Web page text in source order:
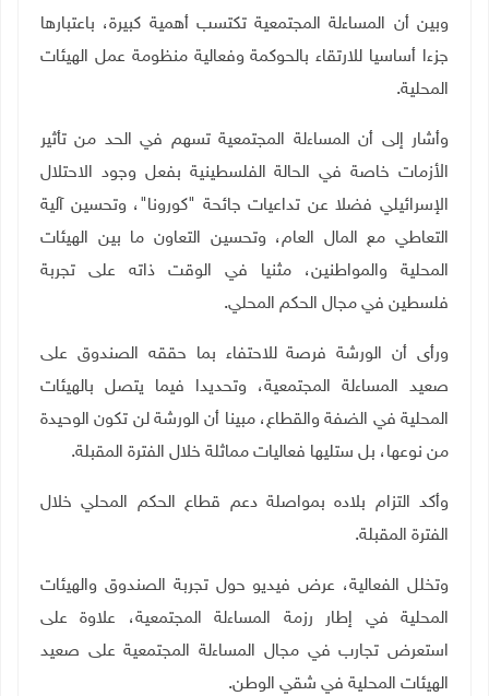
وبين أن المساءلة المجتمعية تكتسب أهمية كبيرة، باعتبارها
جزءا أساسيا للارتقاء بالحوكمة وفعالية منظومة عمل الهيئات
المحلية.
وأشار إلى أن المساءلة المجتمعية تسهم في الحد من تأثير
الأزمات خاصة في الحالة الفلسطينية بفعل وجود الاحتلال
الإسرائيلي فضلا عن تداعيات جائحة "كورونا"، وتحسين آلية
التعاطي مع المال العام، وتحسين التعاون ما بين الهيئات
المحلية والمواطنين، مثنيا في الوقت ذاته على تجربة
فلسطين في مجال الحكم المحلي.
ورأى أن الورشة فرصة للاحتفاء بما حققه الصندوق على
صعيد المساءلة المجتمعية، وتحديدا فيما يتصل بالهيئات
المحلية في الضفة والقطاع، مبينا أن الورشة لن تكون الوحيدة
من نوعها، بل ستليها فعاليات مماثلة خلال الفترة المقبلة.
وأكد التزام بلاده بمواصلة دعم قطاع الحكم المحلي خلال
الفترة المقبلة.
وتخلل الفعالية، عرض فيديو حول تجربة الصندوق والهيئات
المحلية في إطار رزمة المساءلة المجتمعية، علاوة على
استعرض تجارب في مجال المساءلة المجتمعية على صعيد
الهيئات المحلية في شقي الوطن.